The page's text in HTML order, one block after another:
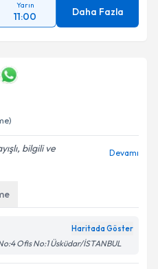
Yarın
11:00 Daha Fazla
bilgili ve
Devamı
Haritada Göster
Ofis No:1 Üsküdar/İSTANBUL